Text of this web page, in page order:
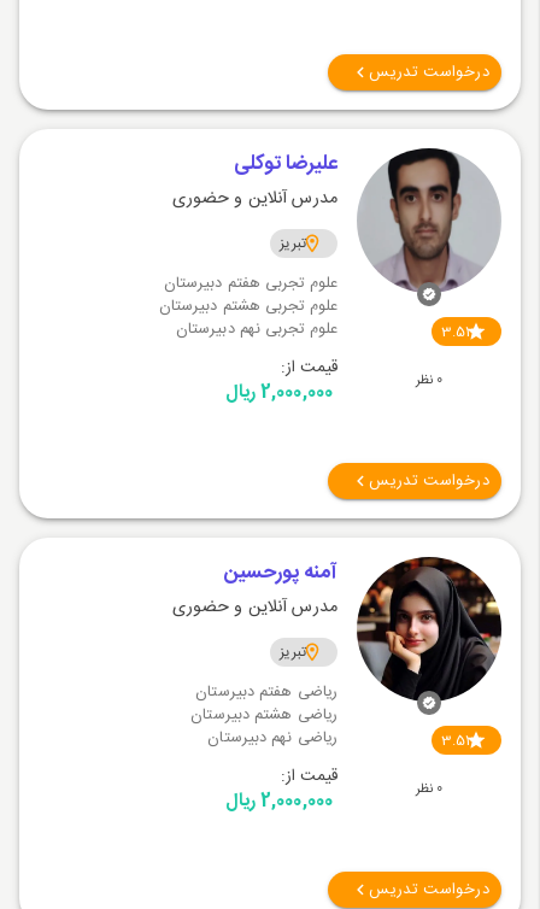
درخواست تدریس
3.51
0 نظر
علیرضا توکلی
مدرس آنلاین و حضوری
تبریز
علوم تجربی هفتم دبیرستان
علوم تجربی هشتم دبیرستان
علوم تجربی نهم دبیرستان
قیمت از:
2,000,000 ریال
درخواست تدریس
3.51
0 نظر
آمنه پورحسین
مدرس آنلاین و حضوری
تبریز
ریاضی هفتم دبیرستان
ریاضی هشتم دبیرستان
ریاضی نهم دبیرستان
قیمت از:
2,000,000 ریال
درخواست تدریس